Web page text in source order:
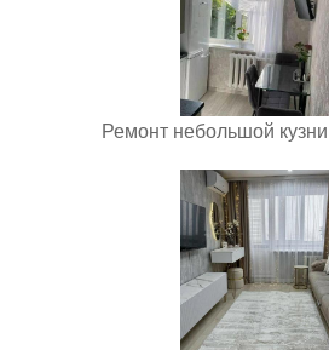
Ремонт небольшой